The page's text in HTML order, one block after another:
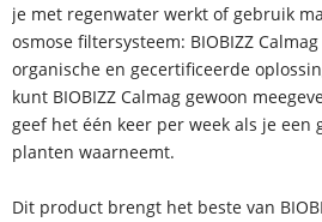
je met regenwater werkt of gebruik
osmose filtersysteem: BIOBIZZ
organische en gecertificeerde
kunt BIOBIZZ Calmag gewoon
geef het één keer per week als je een
planten waarneemt.
Dit product brengt het beste van